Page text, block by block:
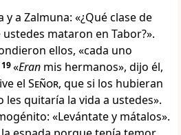
y a Zalmuna: «¿Qué clase de
ustedes mataron en Tabor?».
ellos, «cada uno
19«Eran mis hermanos», dijo él,
el Señor, que si los hubieran
les quitaría la vida a ustedes».
«Levántate y mátalos».